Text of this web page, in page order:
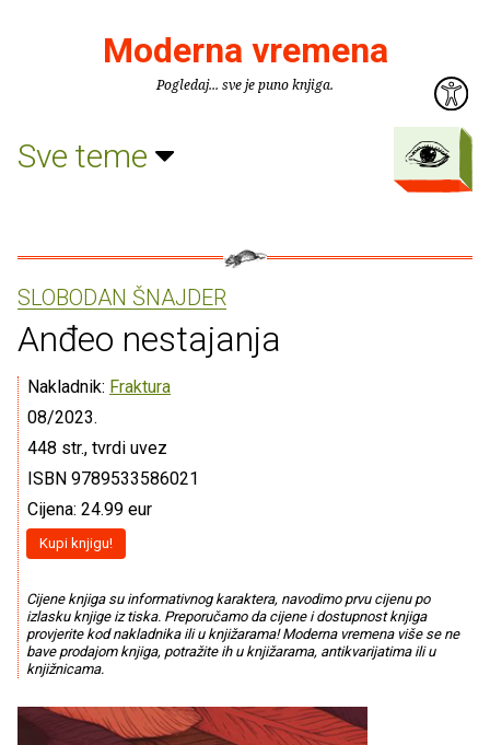
Moderna vremena
Pogledaj... sve je puno knjiga.
Sve teme
SLOBODAN ŠNAJDER
Anđeo nestajanja
Nakladnik: Fraktura
08/2023.
448 str., tvrdi uvez
ISBN 9789533586021
Cijena: 24.99 eur
Kupi knjigu!
Cijene knjiga su informativnog karaktera, navodimo prvu cijenu po
izlasku knjige iz tiska. Preporučamo da cijene i dostupnost knjiga
provjerite kod nakladnika ili u knjižarama! Moderna vremena više se ne
bave prodajom knjiga, potražite ih u knjižarama, antikvarijatima ili u
knjižnicama.